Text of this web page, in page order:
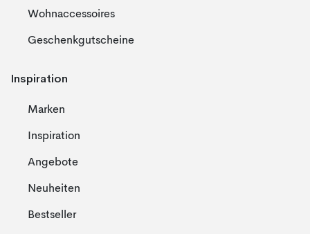
Wohnaccessoires
Geschenkgutscheine
Inspiration
Marken
Inspiration
Angebote
Neuheiten
Bestseller